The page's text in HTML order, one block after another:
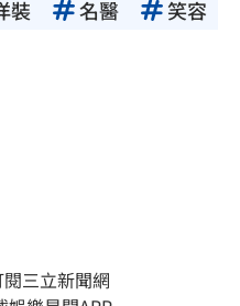
裝 名醫
笑容
三立新聞網